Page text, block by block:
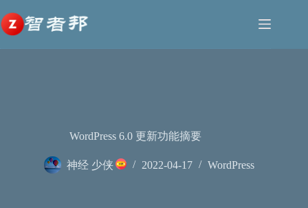
至
内
容
WordPress 6.0 更新功能摘要
神经 少侠 2022-04-17 WordPress